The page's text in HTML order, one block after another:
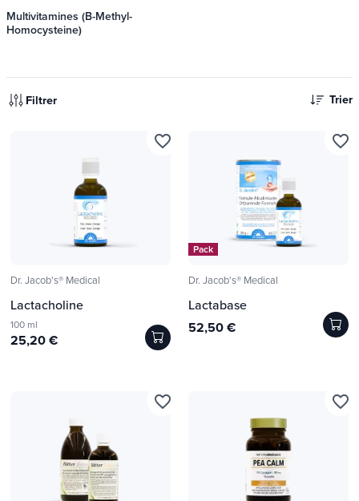
Multivitamines (B-Methyl-
Homocysteine)
Filtrer Trier
Dr. Jacob's® Medical
Lactacholine
100 ml
25,20 €
favorite_border
Pack
Dr. Jacob's® Medical
Lactabase
52,50 €
favorite_border
favorite_border favorite_border